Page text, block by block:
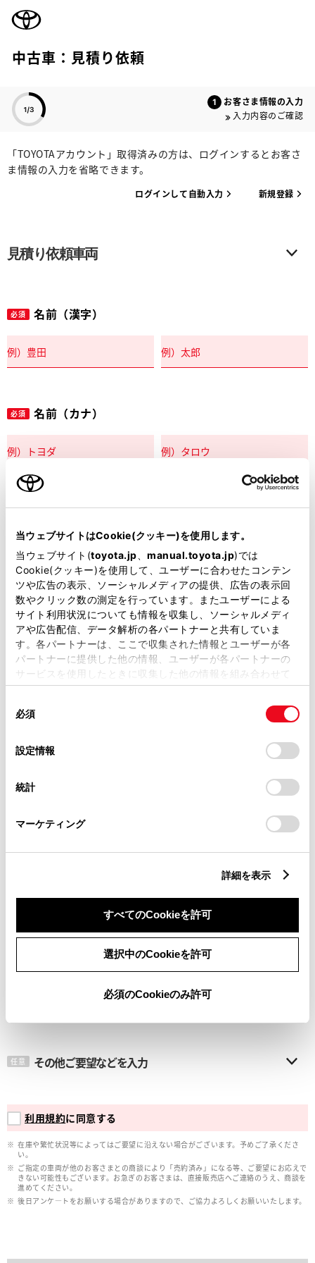
当ウェブサイトはCookie(クッキー)を使用します。
当ウェブサイト(toyota.jp manual.toyota.jp)では
Cookie(クッキー)を使用して、ユーザーに合わせたコンテン
ツや広告の表示、ソーシャルメディアの提供、広告の表示回
数やクリック数の測定を行っています。またユーザーによる
サイト利用状況についても情報を収集し、ソーシャルメディ
アや広告配信、データ解析の各パートナーと共有していま
す。各パートナーは、ここで収集された情報とユーザーが各
パートナーに提供した他の情報、ユーザーが各パートナーの
サービスを使用したときに収集した他の情報を組み合わせて
使用することがあります。当ウェブサイトの使用を続行する
デバイスにすべてのCookie(クッキー)が保存されることに同
意したことになります。Cookie(クッキー)のオプトアウト、
設定の変更、同意を撤回したりするにあたっては、当社の
「Cookie（クッキー）情報の取り扱いについて
」をご覧くだ
必須
設定情報
統計
マーケティング
詳細を表示
すべてのCookieを許可
選択中のCookieを許可
必須のCookieのみ許可
中古車：見積り依頼
お客さま情報の入力
入力内容のご確認
「TOYOTAアカウント」取得済みの方は、ログインするとお客さ
ま情報の入力を省略できます。
ログインして自動入力 新規登録
見積り依頼車両
必須 名前（漢字）
必須 名前（カナ）
郵便番号
住所自動入力
必須 都道府県
市区町村名
メールアドレス
任意 その他ご要望などを入力
利用規約に同意する
在庫や繁忙状況等によってはご要望に沿えない場合がございます。予めご了承くださ
い。
ご指定の車両が他のお客さまとの商談により「売約済み」になる等、ご要望にお応えで
きない可能性もございます。お急ぎのお客さまは、直接販売店へご連絡のうえ、商談を
進めてください。
後日アンケ―トをお願いする場合がありますので、ご協力よろしくお願いいたします。